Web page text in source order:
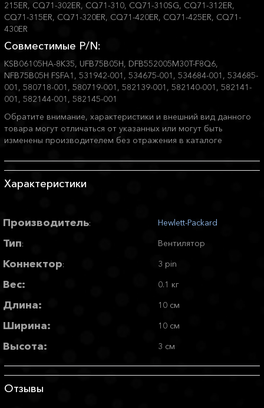
215ER, CQ71-302ER, CQ71-310, CQ71-310SG, CQ71-312ER,
CQ71-315ER, CQ71-320ER, CQ71-420ER, CQ71-425ER, CQ71-
430ER
Совместимые P/N:
KSB06105HA-8K35, UFB75B05H, DFB552005M30T-F8Q6,
NFB75B05H FSFA1, 531942-001, 534675-001, 534684-001, 534685-
001, 580718-001, 580719-001, 582139-001, 582140-001, 582141-
001, 582144-001, 582145-001
Обратите внимание, характеристики и внешний вид данного
товара могут отличаться от указанных или могут быть
изменены производителем без отражения в каталоге
Характеристики
Производитель: Hewlett-Packard
Тип: Вентилятор
Коннектор: 3 pin
Вес: 0.1 кг
Длина: 10 см
Ширина: 10 см
Высота: 3 см
Отзывы